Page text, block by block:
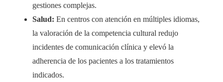
gestiones complejas.
Salud: En centros con atención en múltiples idiomas,
la valoración de la competencia cultural redujo
incidentes de comunicación clínica y elevó la
adherencia de los pacientes a los tratamientos
indicados.